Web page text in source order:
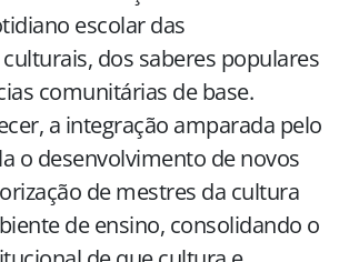
escolar das
dos saberes populares
comunitárias de base.
a integração amparada pelo
o desenvolvimento de novos
de mestres da cultura
de ensino, consolidando o